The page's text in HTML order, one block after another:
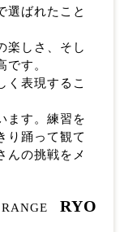
選ばれたこと
楽しさ、そし
です。
表現するこ
ます。練習を
り踊って観て
んの挑戦をメ
RYO